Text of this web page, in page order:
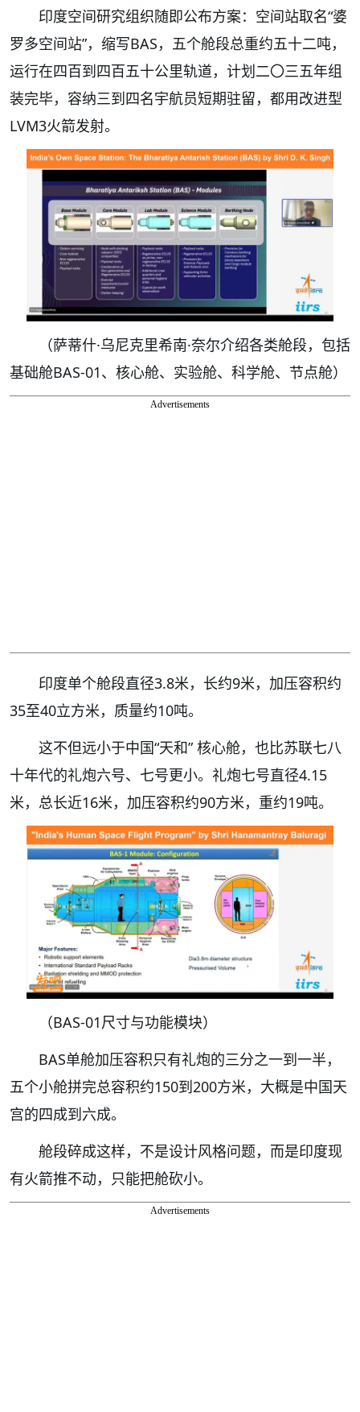
印度空间研究组织随即公布方案：空间站取名“婆
罗多空间站”，缩写BAS，五个舱段总重约五十二吨，
运行在四百到四百五十公里轨道，计划二〇三五年组
装完毕，容纳三到四名宇航员短期驻留，都用改进型
LVM3火箭发射。
（萨蒂什·乌尼克里希南·奈尔介绍各类舱段，包括
基础舱BAS-01、核心舱、实验舱、科学舱、节点舱）
Advertisements
印度单个舱段直径3.8米，长约9米，加压容积约
35至40立方米，质量约10吨。
这不但远小于中国“天和” 核心舱，也比苏联七八
十年代的礼炮六号、七号更小。礼炮七号直径4.15
米，总长近16米，加压容积约90方米，重约19吨。
（BAS-01尺寸与功能模块）
BAS单舱加压容积只有礼炮的三分之一到一半，
五个小舱拼完总容积约150到200方米，大概是中国天
宫的四成到六成。
舱段碎成这样，不是设计风格问题，而是印度现
有火箭推不动，只能把舱砍小。
Advertisements